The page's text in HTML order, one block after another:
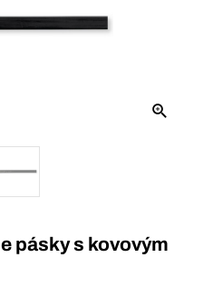
pásky s kovovým